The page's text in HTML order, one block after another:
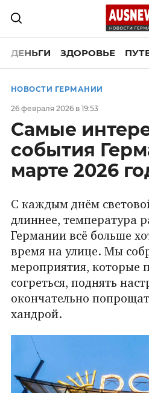
ДЕНЬГИ ЗДОРОВЬЕ
НОВОСТИ ГЕРМАНИИ
26 февраля 2026 в 19:53
Самые
события
марте 2026
С каждым днём
длиннее, температура
Германии всё больше
время на улице. Мы
мероприятия, которые
согреться, поднять
окончательно
хандрой.